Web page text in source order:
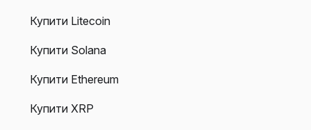
Купити Litecoin
Купити Solana
Купити Ethereum
Купити XRP